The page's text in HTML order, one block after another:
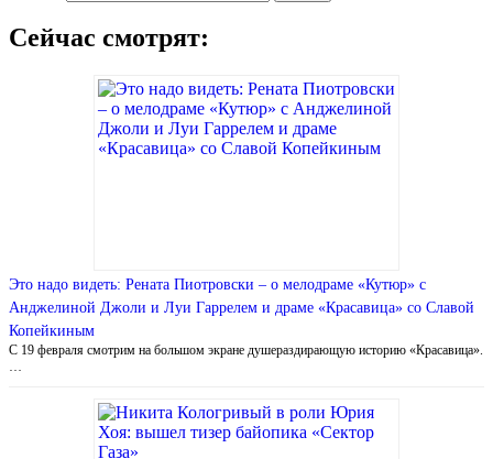
Сейчас смотрят:
Это надо видеть: Рената Пиотровски – о мелодраме «Кутюр» с
Анджелиной Джоли и Луи Гаррелем и драме «Красавица» со Славой
Копейкиным
С 19 февраля смотрим на большом экране душераздирающую историю «Красавица».
…